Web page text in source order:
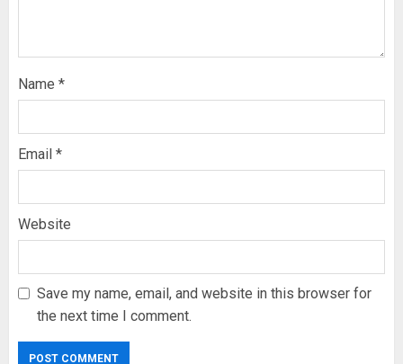
Name *
Email *
Website
Save my name, email, and website in this browser for
the next time I comment.